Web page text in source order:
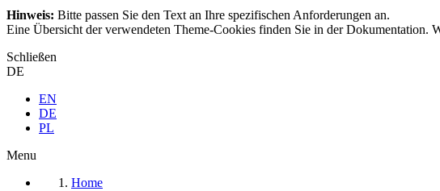
Hinweis: Bitte passen Sie den Text an Ihre spezifischen Anforderungen an.
Eine Übersicht der verwendeten Theme-Cookies finden Sie in der Dokumentation.
Schließen
DE
EN
DE
PL
Menu
Home